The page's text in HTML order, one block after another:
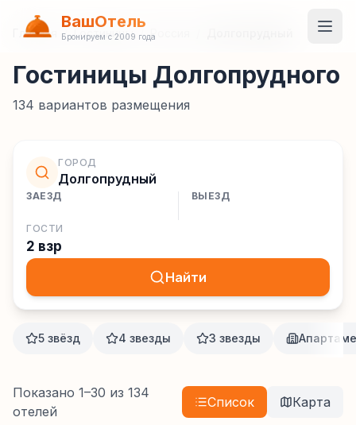
ВашОтель
Бронируем с 2009 года
Главная / Гостиницы / Россия
Гостиницы Долгопрудного
134 вариантов размещения
ГОРОД
Долгопрудный
ЗАЕЗД ВЫЕЗД
ГОСТИ
2 взр
Найти
5 звёзд 4 звезды 3 звезды
Показано 1–30 из 134
отелей
Список Карта